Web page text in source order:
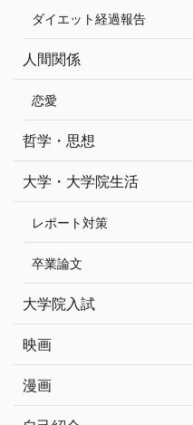
ダイエット経過報告
人間関係
恋愛
哲学・思想
大学・大学院生活
レポート対策
卒業論文
大学院入試
映画
漫画